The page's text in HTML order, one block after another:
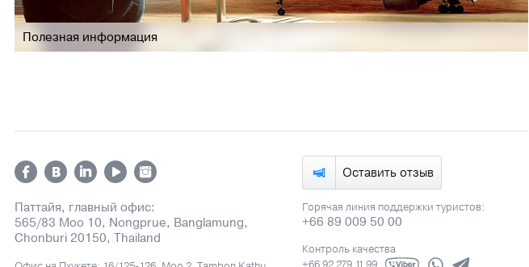
Полезная информация
Оставить отзыв
Паттайя, главный офис:
565/83 Moo 10, Nongprue, Banglamung,
Chonburi 20150, Thailand
Горячая линия поддержки туристов:
+66 89 009 50 00
Контроль качества